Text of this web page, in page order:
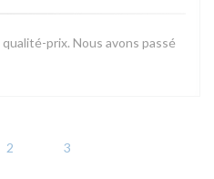
prix. Nous avons passé
2 3